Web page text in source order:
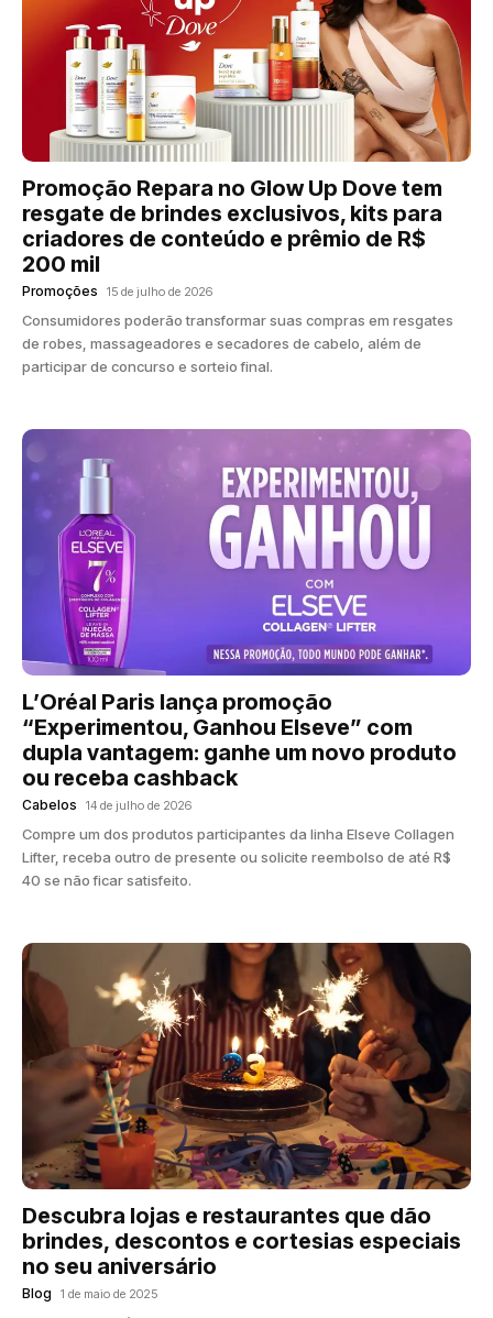
Promoção Repara no Glow Up Dove tem
resgate de brindes exclusivos, kits para
criadores de conteúdo e prêmio de R$
200 mil
Promoções 15 de julho de 2026
Consumidores poderão transformar suas compras em resgates
de robes, massageadores e secadores de cabelo, além de
participar de concurso e sorteio final.
L’Oréal Paris lança promoção
“Experimentou, Ganhou Elseve” com
dupla vantagem: ganhe um novo produto
ou receba cashback
Cabelos 14 de julho de 2026
Compre um dos produtos participantes da linha Elseve Collagen
Lifter, receba outro de presente ou solicite reembolso de até R$
40 se não ficar satisfeito.
Descubra lojas e restaurantes que dão
brindes, descontos e cortesias especiais
no seu aniversário
Blog 1 de maio de 2025